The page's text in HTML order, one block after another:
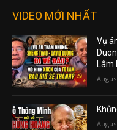
VIDEO MỚI NHẤT
Vụ
Lâm